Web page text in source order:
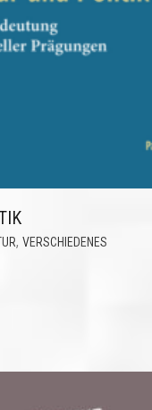
, VERSCHIEDENES